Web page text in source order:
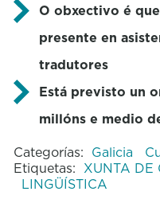
O obxectivo é
presente en
tradutores
Está previsto un
millóns e medio
Categorías: Galicia
Etiquetas: XUNTA DE
LINGÜÍSTICA